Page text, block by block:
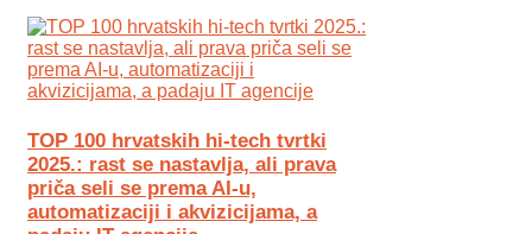
TOP 100 hrvatskih hi-tech tvrtki
2025.: rast se nastavlja, ali prava
priča seli se prema AI-u,
automatizaciji i akvizicijama, a